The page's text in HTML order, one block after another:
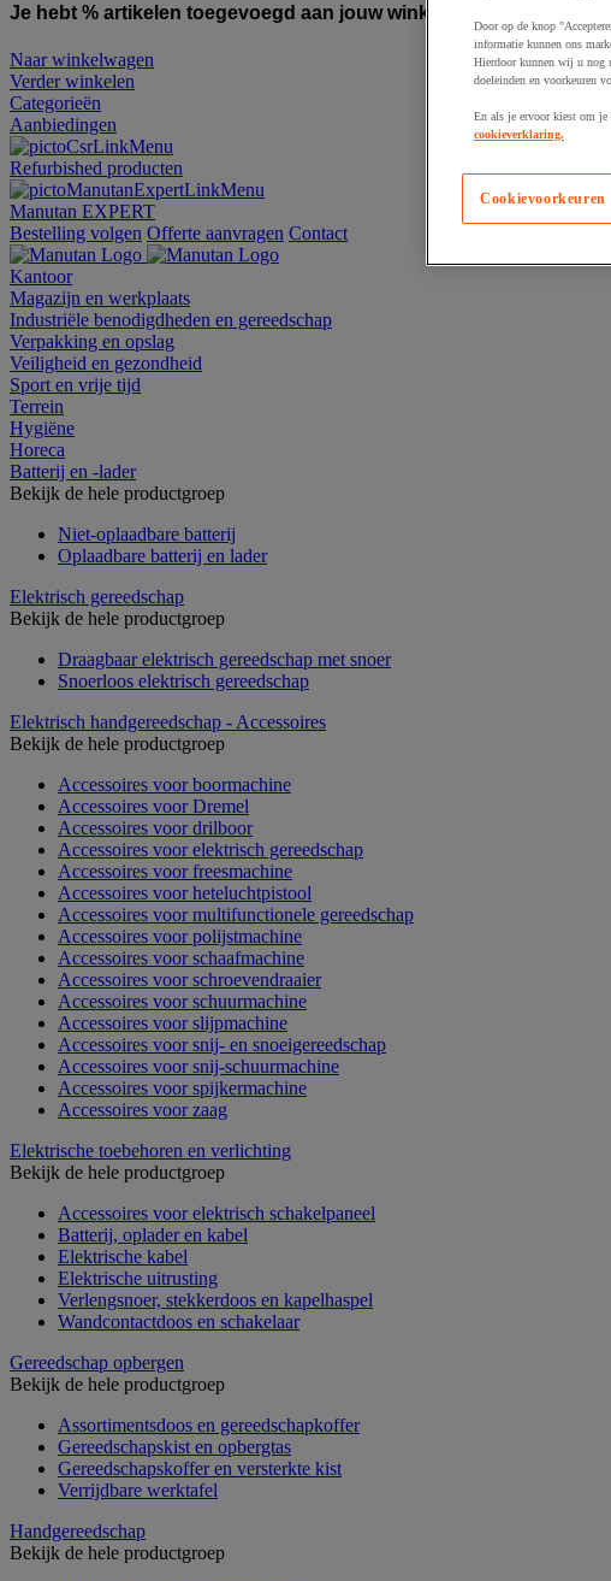
Je hebt % artikelen toegevoegd aan jouw winkelwagen:
Naar winkelwagen
Verder winkelen
Categorieën
Aanbiedingen
Refurbished producten
Manutan EXPERT
Bestelling volgen Offerte aanvragen Contact
Kantoor
Magazijn en werkplaats
Industriële benodigdheden en gereedschap
Verpakking en opslag
Veiligheid en gezondheid
Sport en vrije tijd
Terrein
Hygiëne
Horeca
Batterij en -lader
Bekijk de hele productgroep
Niet-oplaadbare batterij
Oplaadbare batterij en lader
Elektrisch gereedschap
Bekijk de hele productgroep
Draagbaar elektrisch gereedschap met snoer
Snoerloos elektrisch gereedschap
Elektrisch handgereedschap - Accessoires
Bekijk de hele productgroep
Accessoires voor boormachine
Accessoires voor Dremel
Accessoires voor drilboor
Accessoires voor elektrisch gereedschap
Accessoires voor freesmachine
Accessoires voor heteluchtpistool
Accessoires voor multifunctionele gereedschap
Accessoires voor polijstmachine
Accessoires voor schaafmachine
Accessoires voor schroevendraaier
Accessoires voor schuurmachine
Accessoires voor slijpmachine
Accessoires voor snij- en snoeigereedschap
Accessoires voor snij-schuurmachine
Accessoires voor spijkermachine
Accessoires voor zaag
Elektrische toebehoren en verlichting
Bekijk de hele productgroep
Accessoires voor elektrisch schakelpaneel
Batterij, oplader en kabel
Elektrische kabel
Elektrische uitrusting
Verlengsnoer, stekkerdoos en kapelhaspel
Wandcontactdoos en schakelaar
Gereedschap opbergen
Bekijk de hele productgroep
Assortimentsdoos en gereedschapkoffer
Gereedschapskist en opbergtas
Gereedschapskoffer en versterkte kist
Verrijdbare werktafel
Handgereedschap
Bekijk de hele productgroep
Door op de knop
informatie kunnen ons
Hierdoor kunnen wij u nog
doeleinden en voorkeuren
En als je ervoor kiest om je
cookieverklaring.
Cookievoorkeuren